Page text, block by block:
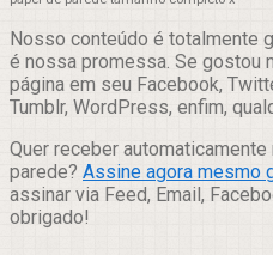
Nosso conteúdo é totalmente
é nossa promessa. Se gostou
página em seu Facebook,
Tumblr, WordPress, enfim,
Quer receber
parede? Assine agora mesmo
assinar via Feed, Email,
obrigado!